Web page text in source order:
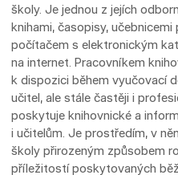
školy. Je jednou z jejích
knihami, časopisy,
počítačem s elektronickým
na internet. Pracovníkem
k dispozici během vyučovací
učitel, ale stále častěji i
poskytuje knihovnické a
i učitelům. Je prostředím, v
školy přirozeným způsobem
příležitostí poskytovaných